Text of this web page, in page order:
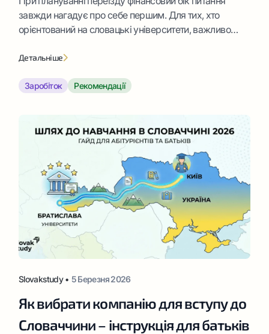
завжди нагадує про себе першим. Для тих, хто
орієнтований на словацькі університети, важливо
плюс, але побут ніхто не скасовував. Існує такий
Саме від нього відштовхуються всі офіційні відомства
що відображає ця […]
Детальніше
Заробіток Рекомендації
Slovakstudy • 5 Березня 2026
Як вибрати компанію для вступу до
Словаччини – інструкція для батьків